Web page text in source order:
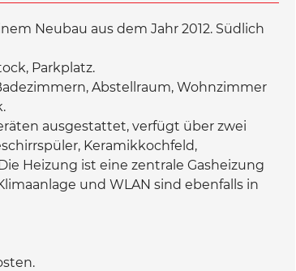
Neubau aus dem Jahr 2012. Südlich
Parkplatz.
Abstellraum, Wohnzimmer
ausgestattet, verfügt über zwei
Keramikkochfeld,
Heizung ist eine zentrale Gasheizung
und WLAN sind ebenfalls in